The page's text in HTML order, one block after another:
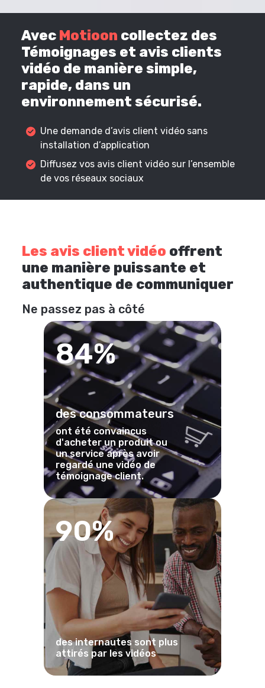
Avec Motioon collectez des
Témoignages et avis clients
vidéo de manière simple,
rapide, dans un
environnement sécurisé.
Une demande d’avis client vidéo sans
installation d’application
Diffusez vos avis client vidéo sur l’ensemble
de vos réseaux sociaux
Les avis client vidéo offrent
une manière puissante et
authentique de communiquer
Ne passez pas à côté
84%
des consommateurs
ont été convaincus
d'acheter un produit ou
un service après avoir
regardé une vidéo de
témoignage client.
90%
des internautes sont plus
attirés par les vidéos